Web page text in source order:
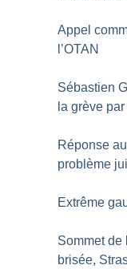
Appel
l’OTAN
Sébastien
la grève
Réponse
problème
Extrême
Sommet de
brisée,